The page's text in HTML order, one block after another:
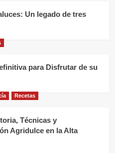
Un legado de tres
para Disfrutar de su
Recetas
Técnicas y
Agridulce en la Alta